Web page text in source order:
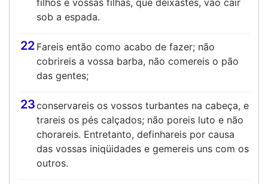
filhos e vossas filhas, que deixastes, vão cair
sob a espada.
22 Fareis então como acabo de fazer; não
cobrireis a vossa barba, não comereis o pão
das gentes;
23conservareis os vossos turbantes na cabeça, e
trareis os pés calçados; não poreis luto e não
chorareis. Entretanto, definhareis por causa
das vossas iniqüidades e gemereis uns com os
outros.